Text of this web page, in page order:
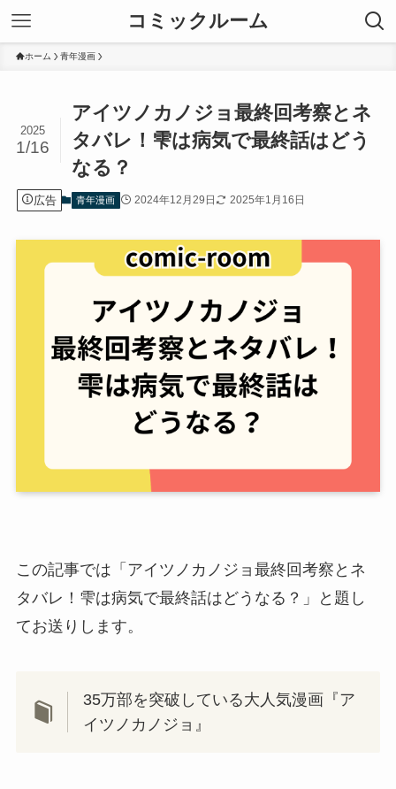
コミックルーム
ホーム 青年漫画
アイツノカノジョ最終回考察とネ
タバレ！雫は病気で最終話はどう
なる？
2025
1/16
広告 青年漫画 2024年12月29日 2025年1月16日
この記事では「アイツノカノジョ最終回考察とネ
タバレ！雫は病気で最終話はどうなる？」と題し
てお送りします。
35万部を突破している大人気漫画『ア
イツノカノジョ』